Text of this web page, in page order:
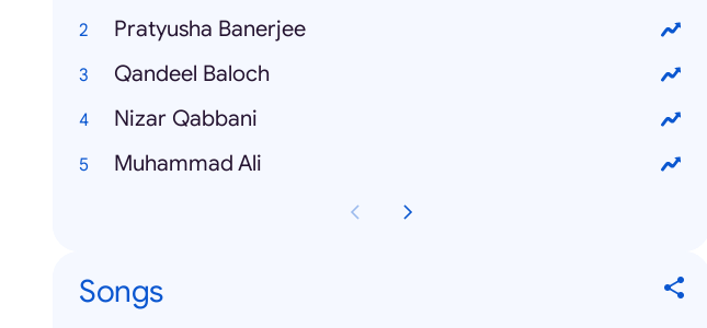
Pratyusha Banerjee
Qandeel Baloch
Nizar Qabbani
Muhammad Ali
Songs